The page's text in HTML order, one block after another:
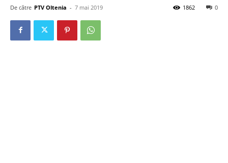
De către PTV Oltenia - 7 mai 2019 0
1862